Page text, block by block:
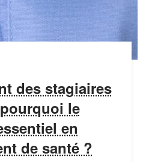
des stagiaires
le
en
de santé ?